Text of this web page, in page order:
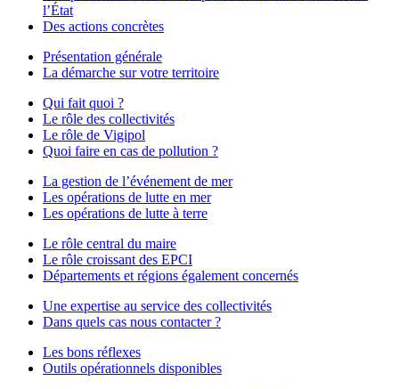
l’État
Des actions concrètes
Présentation générale
La démarche sur votre territoire
Qui fait quoi ?
Le rôle des collectivités
Le rôle de Vigipol
Quoi faire en cas de pollution ?
La gestion de l’événement de mer
Les opérations de lutte en mer
Les opérations de lutte à terre
Le rôle central du maire
Le rôle croissant des EPCI
Départements et régions également concernés
Une expertise au service des collectivités
Dans quels cas nous contacter ?
Les bons réflexes
Outils opérationnels disponibles